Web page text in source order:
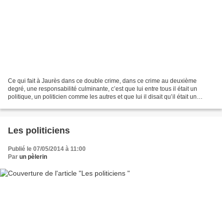
Ce qui fait à Jaurès dans ce double crime, dans ce crime au deuxième
degré, une responsabilité culminante, c’est que lui entre tous il était un
politique, un politicien comme les autres et que lui il disait qu’il était un
Les politiciens
Publié le 07/05/2014 à 11:00
Par un pèlerin